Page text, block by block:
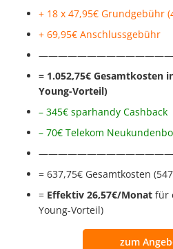
+ 18 x 47,95€ Grundgebühr
+ 69,95€ Anschlussgebühr
= 1.052,75€ Gesamtkosten
Young-Vorteil)
– 345€ sparhandy Cashback
– 70€ Telekom
= 637,75€ Gesamtkosten
= ‭ Effektiv 26,57€/Monat für
Young-Vorteil)
zum